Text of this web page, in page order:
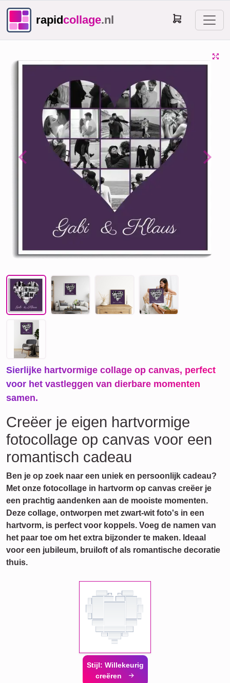
rapidcollage.nl
Previous Next
Sierlijke hartvormige collage op canvas, perfect
voor het vastleggen van dierbare momenten
samen.
Creëer je eigen hartvormige
fotocollage op canvas voor een
romantisch cadeau
Ben je op zoek naar een uniek en persoonlijk cadeau?
Met onze fotocollage in hartvorm op canvas creëer je
een prachtig aandenken aan de mooiste momenten.
Deze collage, ontworpen met zwart-wit foto's in een
hartvorm, is perfect voor koppels. Voeg de namen van
het paar toe om het extra bijzonder te maken. Ideaal
voor een jubileum, bruiloft of als romantische decoratie
thuis.
Stijl: Willekeurig
creëren